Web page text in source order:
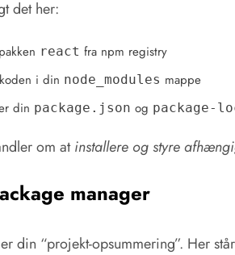
det her:
react fra npm registry
i din node_modules mappe
din package.json og package-
om atinstallere og styre
manager
er din “projekt-opsummering”. Her